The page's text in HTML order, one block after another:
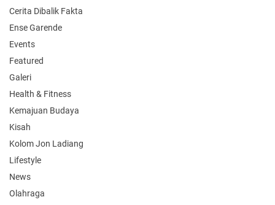
Cerita Dibalik Fakta
Ense Garende
Events
Featured
Galeri
Health & Fitness
Kemajuan Budaya
Kisah
Kolom Jon Ladiang
Lifestyle
News
Olahraga